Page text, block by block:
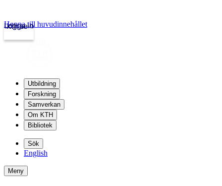
kth.se
Logga in
Hoppa till huvudinnehållet
Utbildning
Forskning
Samverkan
Om KTH
Bibliotek
Sök
English
Meny